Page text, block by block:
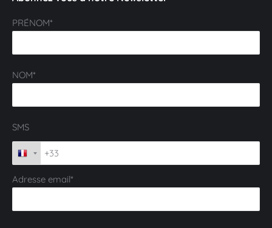
PRÉNOM*
NOM*
SMS
Adresse email*